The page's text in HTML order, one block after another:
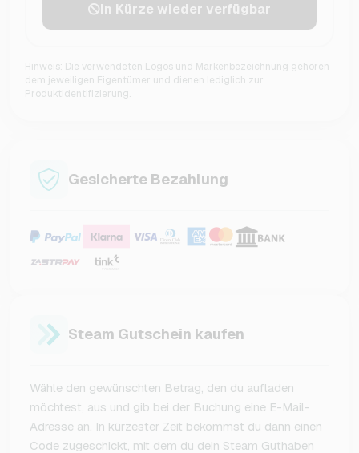
In Kürze wieder verfügbar
Hinweis: Die verwendeten Logos und Markenbezeichnung gehören
dem jeweiligen Eigentümer und dienen lediglich zur
Produktidentifizierung.
Gesicherte Bezahlung
Steam Gutschein kaufen
Wähle den gewünschten Betrag, den du aufladen
möchtest, aus und gib bei der Buchung eine E-Mail-
Adresse an. In kürzester Zeit bekommst du dann einen
Code zugeschickt, mit dem du dein Steam Guthaben